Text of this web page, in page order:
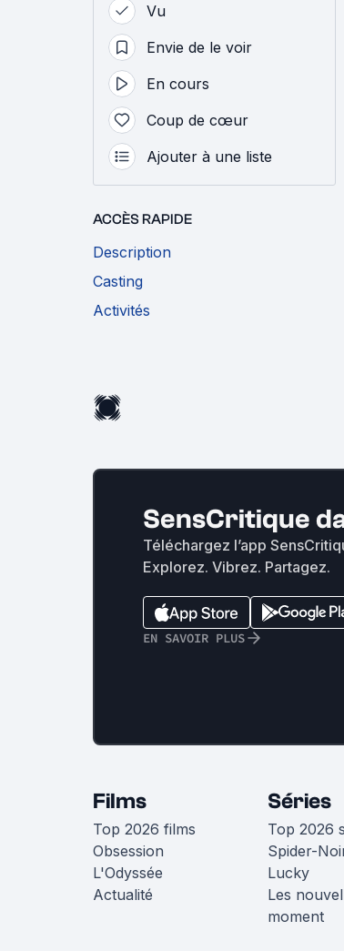
Vu
Envie de le voir
En cours
Coup de cœur
Ajouter à une liste
ACCÈS RAPIDE
Description
Casting
Activités
SensCritique
Téléchargez l’app
Explorez. Vibrez. Partagez.
EN SAVOIR PLUS
Films
Top 2026 films
Obsession
L'Odyssée
Actualité
Séries
Top 2026
Spider-
Lucky
Les
moment